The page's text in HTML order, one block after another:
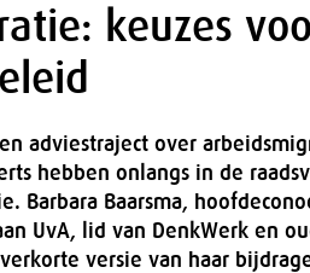
keuzes
adviestraject over
hebben onlangs in de
Barbara Baarsma,
UvA, lid van DenkWerk en
versie van haar